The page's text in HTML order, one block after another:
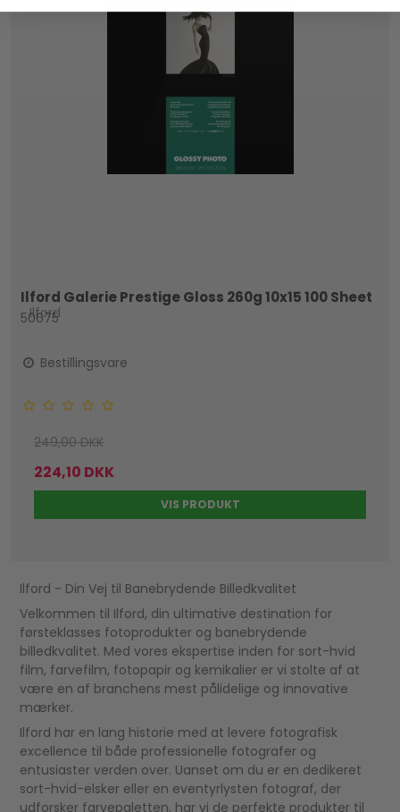
Ilford Galerie Prestige Gloss 260g 10x15 100 Sheet
Ilford
50675
Bestillingsvare
249,00 DKK
224,10 DKK
VIS PRODUKT
Ilford - Din Vej til Banebrydende Billedkvalitet
Velkommen til Ilford, din ultimative destination for
førsteklasses fotoprodukter og banebrydende
billedkvalitet. Med vores ekspertise inden for sort-hvid
film, farvefilm, fotopapir og kemikalier er vi stolte af at
være en af ​​branchens mest pålidelige og innovative
mærker.
Ilford har en lang historie med at levere fotografisk
excellence til både professionelle fotografer og
entusiaster verden over. Uanset om du er en dedikeret
sort-hvid-elsker eller en eventyrlysten fotograf, der
udforsker farvepaletten, har vi de perfekte produkter til